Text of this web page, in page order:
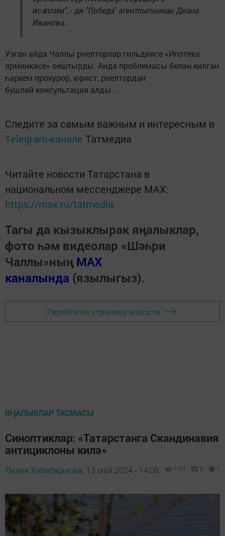
исәплим", - ди "Победа" агентлыгыннан Диана
Иванова.
Узган айда Чаллы риелторлар гильдиясе «Ипотека
ярминкәсе» оештырды. Анда проблемасы белән килгән
һәркем прокурор, юрист, риелтордан
бушлай консультация алды.
Следите за самым важным и интересным в
Telegram-канале Татмедиа
Читайте новости Татарстана в
национальном мессенджере MАХ:
https://max.ru/tatmedia
Тагы да кызыклырак яңалыклар,
фото һәм видеолар «Шәһри
Чаллы»ның MAX
каналында (язылыгыз).
Перейти на страницу новости
ЯҢАЛЫКЛАР ТАСМАСЫ
Синоптиклар: «Татарстанга Скандинавия
антициклоны килә»
Лилия Хәбибҗанова, 13 май 2024 - 14:08 1101 0 1